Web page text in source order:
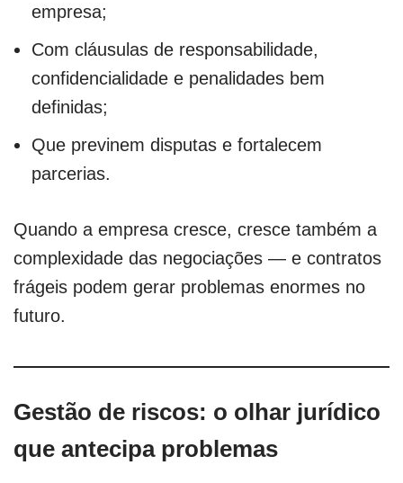
empresa;
Com cláusulas de responsabilidade,
confidencialidade e penalidades bem
definidas;
Que previnem disputas e fortalecem
parcerias.
Quando a empresa cresce, cresce também a
complexidade das negociações — e contratos
frágeis podem gerar problemas enormes no
futuro.
Gestão de riscos: o olhar jurídico
que antecipa problemas